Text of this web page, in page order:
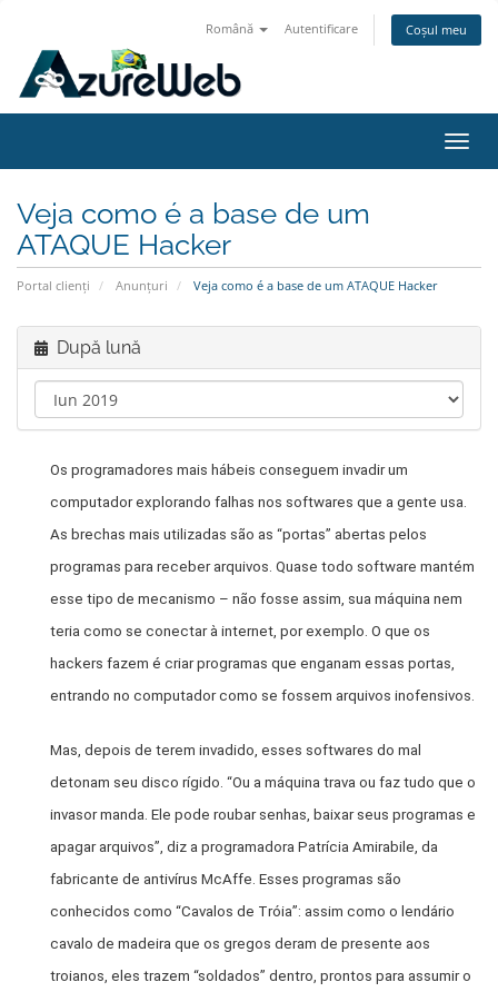
Română Autentificare Coșul meu
Veja como é a base de um
ATAQUE Hacker
Portal clienți Anunțuri Veja como é a base de um ATAQUE Hacker
După lună
Os programadores mais hábeis conseguem invadir um
computador explorando falhas nos softwares que a gente usa.
As brechas mais utilizadas são as “portas” abertas pelos
programas para receber arquivos. Quase todo software mantém
esse tipo de mecanismo – não fosse assim, sua máquina nem
teria como se conectar à internet, por exemplo. O que os
hackers fazem é criar programas que enganam essas portas,
entrando no computador como se fossem arquivos inofensivos.
Mas, depois de terem invadido, esses softwares do mal
detonam seu disco rígido. “Ou a máquina trava ou faz tudo que o
invasor manda. Ele pode roubar senhas, baixar seus programas e
apagar arquivos”, diz a programadora Patrícia Amirabile, da
fabricante de antivírus McAffe. Esses programas são
conhecidos como “Cavalos de Tróia”: assim como o lendário
cavalo de madeira que os gregos deram de presente aos
troianos, eles trazem “soldados” dentro, prontos para assumir o